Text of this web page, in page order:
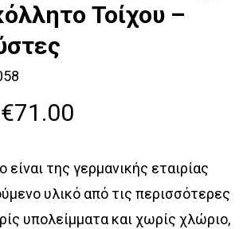
Τοίχου –
€71.00
€33.00
through
€71.00
της γερμανικής εταιρίας
υλικό από τις περισσότερες
υπολείμματα και χωρίς χλώριο,